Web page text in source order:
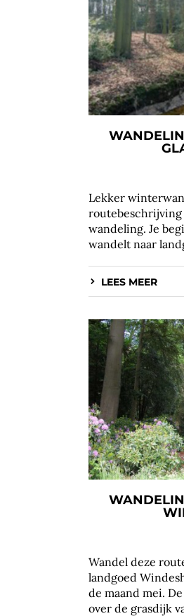
Lekker
routebeschrijving
wandeling. Je
wandelt naar
LEES MEER
Wandel deze
landgoed
de maand mei.
over de grasdijk